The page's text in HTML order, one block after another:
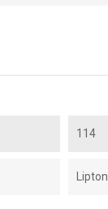
114
Lipton